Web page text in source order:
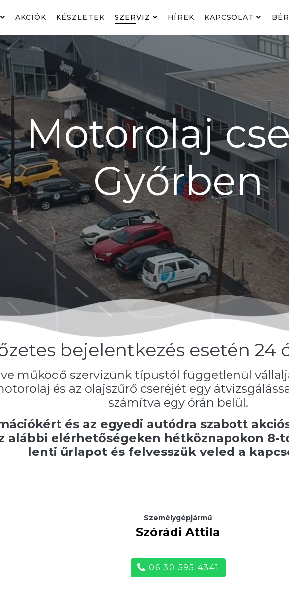
AKCIÓK KÉSZLETEK SZERVIZ HÍREK KAPCSOLAT
Motorolaj
Győrben
bejelentkezés esetén 24
működő szervizünk típustól függetlenül
és az olajszűrő cseréjét egy
számítva egy órán belül.
és az egyedi autódra szabott
alábbi elérhetőségeken hétköznapokon 8-
lenti űrlapot és felvesszük veled a
Személygépjármű
Szórádi Attila
06 30 595 4341